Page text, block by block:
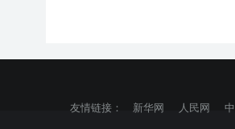
友情链接：
新华网 人民网